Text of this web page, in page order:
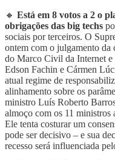
🔸 Está em 8 votos a 2 o
obrigações das big techs
sociais por terceiros. O
ontem com o julgamento
do Marco Civil da Internet e
Edson Fachin e Cármen
atual regime de
alinhamento sobre os
ministro Luís Roberto
almoço com os 11 ministros
Ele tenta costurar um
pode ser decisivo – e sua
recesso será influenciada